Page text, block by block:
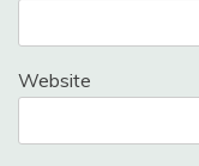
Website